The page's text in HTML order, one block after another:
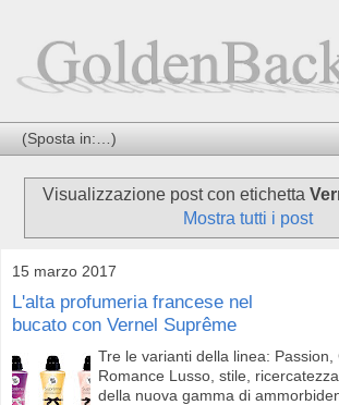
Visualizzazione post con etichetta
Mostra tutti i post
15 marzo 2017
L'alta profumeria francese nel
bucato con Vernel Suprême
Tre le varianti della linea: Passion,
Romance Lusso, stile,
della nuova gamma di